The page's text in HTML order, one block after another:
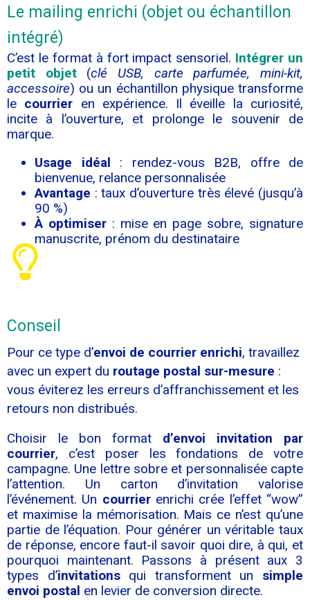
Le mailing enrichi (objet ou échantillon
intégré)
C’est le format à fort impact sensoriel. Intégrer un
petit objet(clé USB, carte parfumée, mini-kit,
accessoire) ou un échantillon physique transforme
le courrier en expérience. Il éveille la curiosité,
incite à l’ouverture, et prolonge le souvenir de
marque.
Usage idéal : rendez-vous B2B, offre de
bienvenue, relance personnalisée
Avantage : taux d’ouverture très élevé (jusqu’à
90 %)
À optimiser: mise en page sobre, signature
manuscrite, prénom du destinataire
Conseil
Pour ce type d’envoi de courrier enrichi, travaillez
avec un expert du routage postal sur-mesure :
vous éviterez les erreurs d’affranchissement et les
retours non distribués.
Choisir le bon format d’envoi invitation par
courrier, c’est poser les fondations de votre
campagne. Une lettre sobre et personnalisée capte
l’attention. Un carton d’invitation valorise
l’événement. Un courrierenrichi crée l’effet “wow”
et maximise la mémorisation. Mais ce n’est qu’une
partie de l’équation. Pour générer un véritable taux
de réponse, encore faut-il savoir quoi dire, à qui, et
pourquoi maintenant. Passons à présent aux 3
types d’invitationsqui transforment un simple
envoi postal en levier de conversion directe.